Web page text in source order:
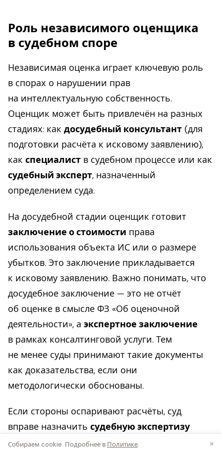
Роль независимого оценщика
в судебном споре
Независимая оценка играет ключевую роль
в спорах о нарушении прав
на интеллектуальную собственность.
Оценщик может быть привлечён на разных
стадиях: как досудебный консультант (для
подготовки расчёта к исковому заявлению),
как специалист в судебном процессе или как
судебный эксперт, назначенный
определением суда.
На досудебной стадии оценщик готовит
заключение о стоимости права
использования объекта ИС или о размере
убытков. Это заключение прикладывается
к исковому заявлению. Важно понимать, что
досудебное заключение — это не отчёт
об оценке в смысле ФЗ «Об оценочной
деятельности», а экспертное заключение
в рамках консалтинговой услуги. Тем
не менее суды принимают такие документы
как доказательства, если они
методологически обоснованы.
Если стороны оспаривают расчёты, суд
вправе назначить судебную экспертизу
с привлечением аттестованного оценщика.
×
Собираем cookie. Подробнее в Политике.